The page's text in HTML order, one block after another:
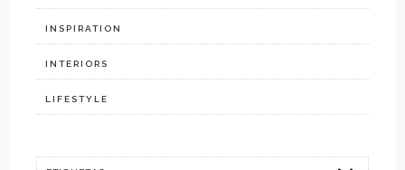
INSPIRATION
INTERIORS
LIFESTYLE